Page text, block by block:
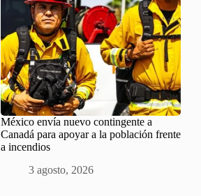
México envía nuevo contingente a
Canadá para apoyar a la población frente
a incendios
3 agosto, 2026